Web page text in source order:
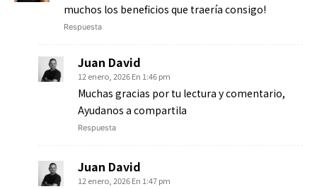
muchos los beneficios que traería consigo!
Respuesta
Juan David
12 enero, 2026 En 1:46 pm
Muchas gracias por tu lectura y comentario,
Ayudanos a compartila
Respuesta
Juan David
12 enero, 2026 En 1:47 pm